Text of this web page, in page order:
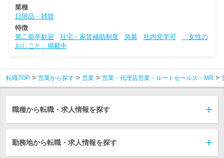
業種
日用品・雑貨
特徴
第二新卒歓迎
社宅・家賃補助制度 急募 社内見学可
「女性の
おしごと」掲載中
転職TOP 営業から探す 営業 営業・代理店営業・ルートセールス・MR
職種から転職・求人情報を探す
勤務地から転職・求人情報を探す